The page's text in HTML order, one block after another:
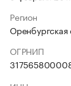
Регион
Оренбургская
ОГРНИП